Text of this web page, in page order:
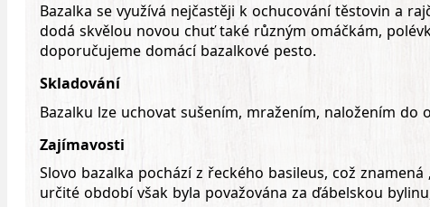
Bazalka se využívá nejčastěji k ochucování těstovin a
dodá skvělou novou chuť také různým omáčkám,
doporučujeme domácí bazalkové pesto.
Skladování
Bazalku lze uchovat sušením, mražením, naložením do
Zajímavosti
Slovo bazalka pochází z řeckého basileus, což
určité období však byla považována za ďábelskou